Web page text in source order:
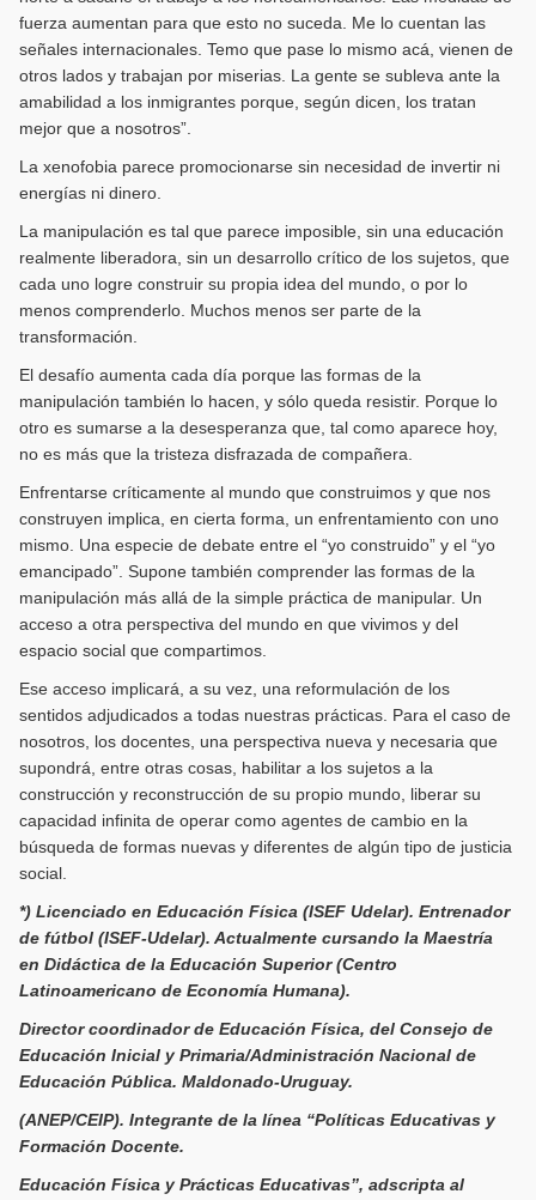
fuerza aumentan para que esto no suceda. Me lo cuentan las
señales internacionales. Temo que pase lo mismo acá, vienen de
otros lados y trabajan por miserias. La gente se subleva ante la
amabilidad a los inmigrantes porque, según dicen, los tratan
mejor que a nosotros”.
La xenofobia parece promocionarse sin necesidad de invertir ni
energías ni dinero.
La manipulación es tal que parece imposible, sin una educación
realmente liberadora, sin un desarrollo crítico de los sujetos, que
cada uno logre construir su propia idea del mundo, o por lo
menos comprenderlo. Muchos menos ser parte de la
transformación.
El desafío aumenta cada día porque las formas de la
manipulación también lo hacen, y sólo queda resistir. Porque lo
otro es sumarse a la desesperanza que, tal como aparece hoy,
no es más que la tristeza disfrazada de compañera.
Enfrentarse críticamente al mundo que construimos y que nos
construyen implica, en cierta forma, un enfrentamiento con uno
mismo. Una especie de debate entre el “yo construido” y el “yo
emancipado”. Supone también comprender las formas de la
manipulación más allá de la simple práctica de manipular. Un
acceso a otra perspectiva del mundo en que vivimos y del
espacio social que compartimos.
Ese acceso implicará, a su vez, una reformulación de los
sentidos adjudicados a todas nuestras prácticas. Para el caso de
nosotros, los docentes, una perspectiva nueva y necesaria que
supondrá, entre otras cosas, habilitar a los sujetos a la
construcción y reconstrucción de su propio mundo, liberar su
capacidad infinita de operar como agentes de cambio en la
búsqueda de formas nuevas y diferentes de algún tipo de justicia
social.
*) Licenciado en Educación Física (ISEF Udelar). Entrenador
de fútbol (ISEF-Udelar). Actualmente cursando la Maestría
en Didáctica de la Educación Superior (Centro
Latinoamericano de Economía Humana).
Director coordinador de Educación Física, del Consejo de
Educación Inicial y Primaria/Administración Nacional de
Educación Pública. Maldonado-Uruguay.
(ANEP/CEIP). Integrante de la línea “Políticas Educativas y
Formación Docente.
Educación Física y Prácticas Educativas”, adscripta al